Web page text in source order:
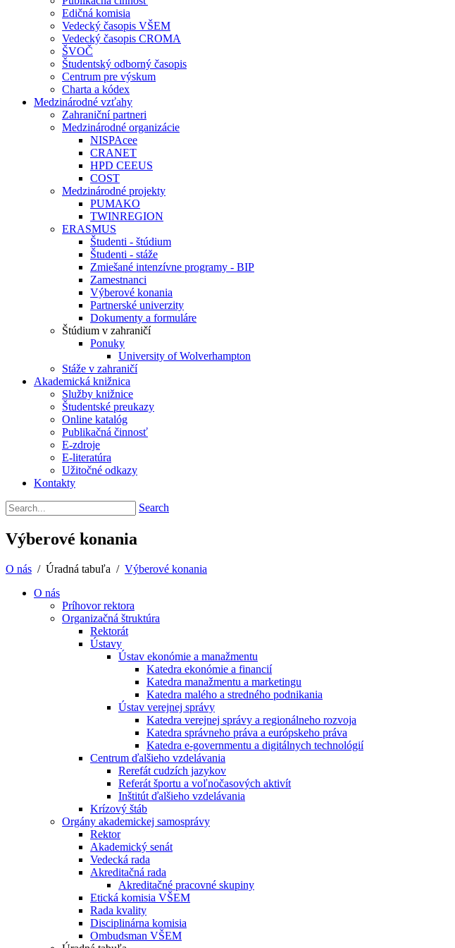
Edičná komisia
Vedecký časopis VŠEM
Vedecký časopis CROMA
ŠVOČ
Študentský odborný časopis
Centrum pre výskum
Charta a kódex
Medzinárodné vzťahy
Zahraniční partneri
Medzinárodné organizácie
NISPAcee
CRANET
HPD CEEUS
COST
Medzinárodné projekty
PUMAKO
TWINREGION
ERASMUS
Študenti - štúdium
Študenti - stáže
Zmiešané intenzívne programy - BIP
Zamestnanci
Výberové konania
Partnerské univerzity
Dokumenty a formuláre
Štúdium v zahraničí
Ponuky
University of Wolverhampton
Stáže v zahraničí
Akademická knižnica
Služby knižnice
Študentské preukazy
Online katalóg
Publikačná činnosť
E-zdroje
E-literatúra
Užitočné odkazy
Kontakty
Search
Výberové konania
O nás / Úradná tabuľa / Výberové konania
O nás
Príhovor rektora
Organizačná štruktúra
Rektorát
Ústavy
Ústav ekonómie a manažmentu
Katedra ekonómie a financií
Katedra manažmentu a marketingu
Katedra malého a stredného podnikania
Ústav verejnej správy
Katedra verejnej správy a regionálneho rozvoja
Katedra správneho práva a európskeho práva
Katedra e-governmentu a digitálnych technológií
Centrum ďalšieho vzdelávania
Rerefát cudzích jazykov
Referát športu a voľnočasových aktivít
Inštitút ďalšieho vzdelávania
Krízový štáb
Orgány akademickej samosprávy
Rektor
Akademický senát
Vedecká rada
Akreditačná rada
Akreditačné pracovné skupiny
Etická komisia VŠEM
Rada kvality
Disciplinárna komisia
Ombudsman VŠEM